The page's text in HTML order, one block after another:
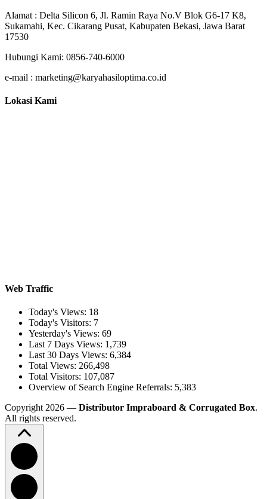
Alamat : Delta Silicon 6, Jl. Ramin Raya No.V Blok G6-17 K8,
Sukamahi, Kec. Cikarang Pusat, Kabupaten Bekasi, Jawa Barat
17530
Hubungi Kami: 0856-740-6000
e-mail : marketing@karyahasiloptima.co.id
Lokasi Kami
Web Traffic
Today's Views: 18
Today's Visitors: 7
Yesterday's Views: 69
Last 7 Days Views: 1,739
Last 30 Days Views: 6,384
Total Views: 266,498
Total Visitors: 107,087
Overview of Search Engine Referrals: 5,383
Copyright 2026 — Distributor Impraboard & Corrugated Box.
All rights reserved.